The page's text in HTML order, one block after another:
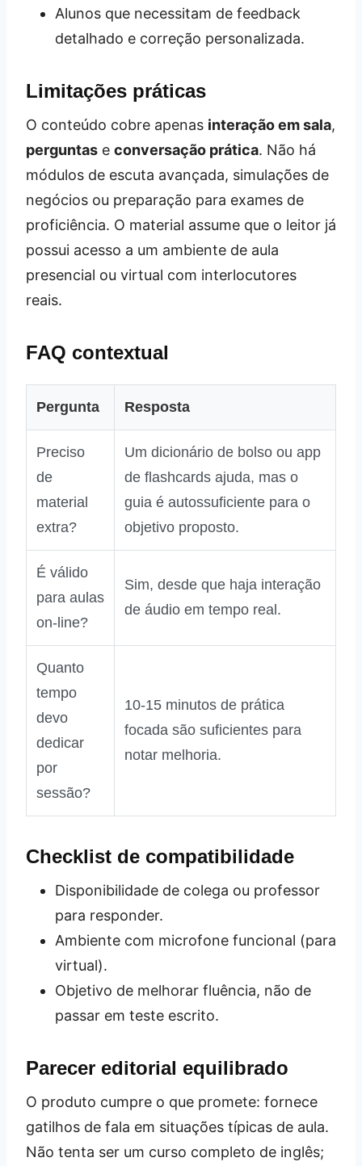
Alunos que necessitam de feedback
detalhado e correção personalizada.
Limitações práticas
O conteúdo cobre apenas interação em sala,
perguntas e conversação prática. Não há
módulos de escuta avançada, simulações de
negócios ou preparação para exames de
proficiência. O material assume que o leitor já
possui acesso a um ambiente de aula
presencial ou virtual com interlocutores
reais.
FAQ contextual
Pergunta Resposta
Preciso
de
material
extra?
Um dicionário de bolso ou app
de flashcards ajuda, mas o
guia é autossuficiente para o
objetivo proposto.
É válido
para aulas
on‑line?
Sim, desde que haja interação
de áudio em tempo real.
Quanto
tempo
devo
dedicar
por
sessão?
10‑15 minutos de prática
focada são suficientes para
notar melhoria.
Checklist de compatibilidade
Disponibilidade de colega ou professor
para responder.
Ambiente com microfone funcional (para
virtual).
Objetivo de melhorar fluência, não de
passar em teste escrito.
Parecer editorial equilibrado
O produto cumpre o que promete: fornece
gatilhos de fala em situações típicas de aula.
Não tenta ser um curso completo de inglês;